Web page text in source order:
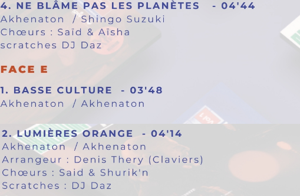
Recevez nos offres spéciales
vous à la newsletter et bénéficiez d'une remise de 10% sur votre